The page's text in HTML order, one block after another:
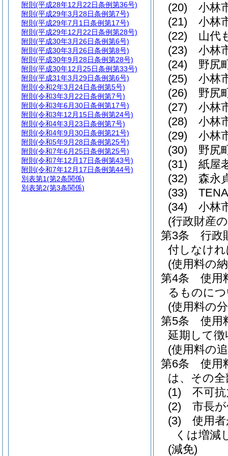
(20)
小林
(21)
小林
(22)
山代
(23)
小林
(24)
野尻
(25)
小林
(26)
野尻
(27)
小林
(28)
小林
(29)
小林
(30)
野尻
(31)
紙屋
(32)
森永
(33)
(34)
小林
(行政財産
第3条
行政
付しなけ
(使用料の
第4条
使用
るものに
(使用料の
第5条
使用
延期して
(使用料の
第6条
使用
は、その
(1)
不可
(2)
市長
(3)
使用
くは増減
(減免)
附則 (平成28年12月22日条例第36号)
附則 (平成29年3月28日条例第7号)
附則 (平成29年7月1日条例第17号)
附則 (平成29年12月22日条例第28号)
附則 (平成30年3月26日条例第6号)
附則 (平成30年3月26日条例第8号)
附則 (平成30年9月28日条例第28号)
附則 (平成30年12月25日条例第33号)
附則 (平成31年3月29日条例第6号)
附則 (令和2年3月24日条例第5号)
附則 (令和3年3月22日条例第7号)
附則 (令和3年6月30日条例第17号)
附則 (令和3年12月15日条例第24号)
附則 (令和4年3月23日条例第7号)
附則 (令和4年9月30日条例第21号)
附則 (令和5年9月28日条例第25号)
附則 (令和7年6月25日条例第25号)
附則 (令和7年12月17日条例第43号)
附則 (令和7年12月17日条例第44号)
別表第1(第2条関係)
別表第2(第3条関係)